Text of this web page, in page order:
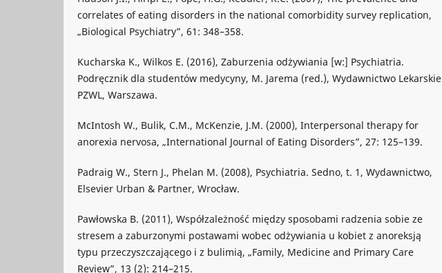
correlates of eating disorders in the national comorbidity survey replication,
„Biological Psychiatry”, 61: 348–358.
Kucharska K., Wilkos E. (2016), Zaburzenia odżywiania [w:] Psychiatria.
Podręcznik dla studentów medycyny, M. Jarema (red.), Wydawnictwo Lekarskie
PZWL, Warszawa.
McIntosh W., Bulik, C.M., McKenzie, J.M. (2000), Interpersonal therapy for
anorexia nervosa, „International Journal of Eating Disorders”, 27: 125–139.
Padraig W., Stern J., Phelan M. (2008), Psychiatria. Sedno, t. 1, Wydawnictwo,
Elsevier Urban & Partner, Wrocław.
Pawłowska B. (2011), Współzależność między sposobami radzenia sobie ze
stresem a zaburzonymi postawami wobec odżywiania u kobiet z anoreksją
typu przeczyszczającego i z bulimią, „Family, Medicine and Primary Care
Review”, 13 (2): 214–215.